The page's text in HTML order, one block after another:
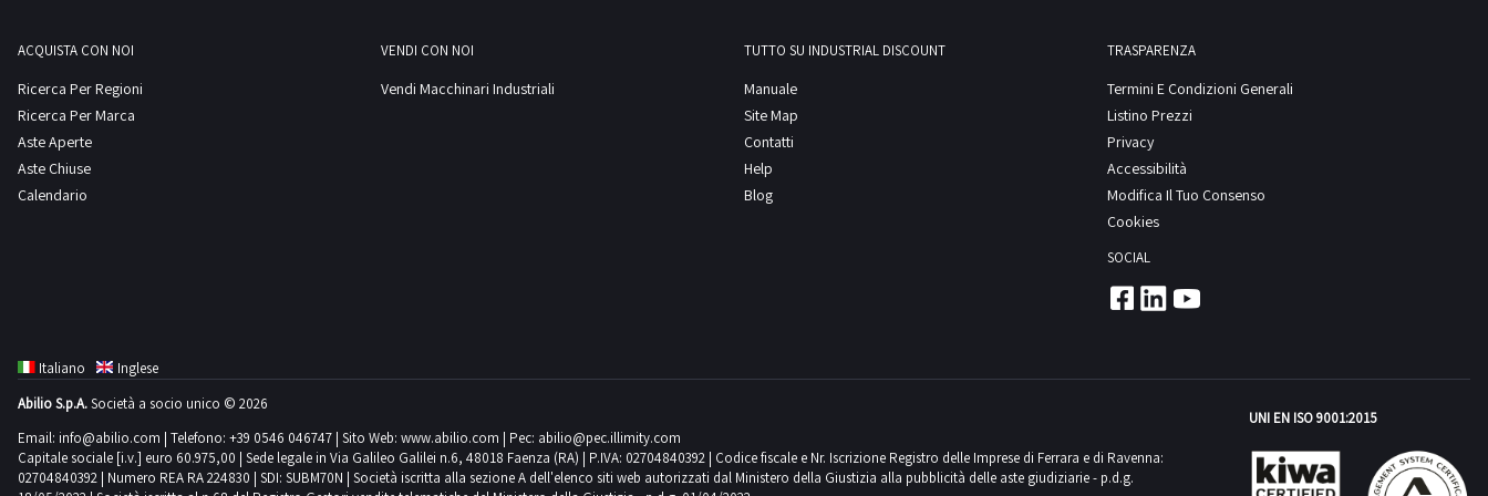
ACQUISTA CON NOI
Ricerca Per Regioni
Ricerca Per Marca
Aste Aperte
Aste Chiuse
Calendario
VENDI CON NOI
Vendi Macchinari Industriali
TUTTO SU INDUSTRIAL DISCOUNT
Manuale
Site Map
Contatti
Help
Blog
TRASPARENZA
Termini E Condizioni Generali
Listino Prezzi
Privacy
Accessibilità
Modifica Il Tuo Consenso
Cookies
SOCIAL
Italiano
Inglese
Abilio S.p.A.Società a socio unico © 2026
Email: info@abilio.com | Telefono: +39 0546 046747 | Sito Web: www.abilio.com | Pec: abilio@pec.illimity.com
Capitale sociale [i.v.] euro 60.975,00 | Sede legale in Via Galileo Galilei n.6, 48018 Faenza (RA) | P.IVA: 02704840392 | Codice fiscale e Nr. Iscrizione Registro delle Imprese di Ferrara e di Ravenna:
02704840392 | Numero REA RA 224830 | SDI: SUBM70N | Società iscritta alla sezione A dell'elenco siti web autorizzati dal Ministero della Giustizia alla pubblicità delle aste giudiziarie - p.d.g.
UNI EN ISO 9001:2015